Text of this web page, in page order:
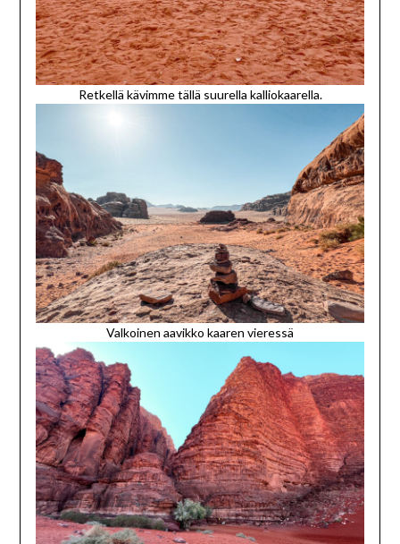
Retkellä kävimme tällä suurella kalliokaarella.
Valkoinen aavikko kaaren vieressä